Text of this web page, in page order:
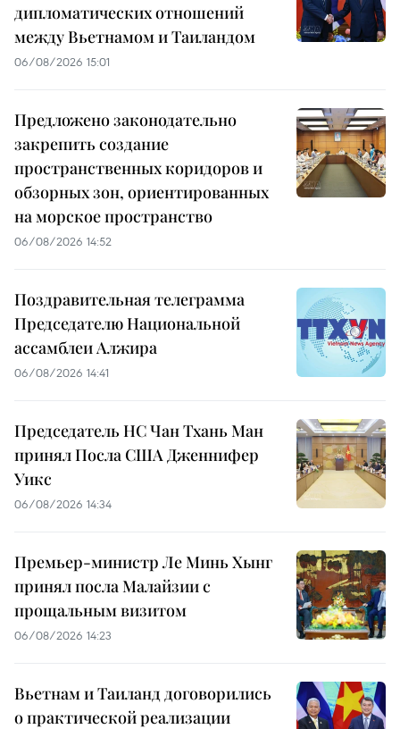
дипломатических отношений
между Вьетнамом и Таиландом
06/08/2026 15:01
Предложено законодательно
закрепить создание
пространственных коридоров и
обзорных зон, ориентированных
на морское пространство
06/08/2026 14:52
Поздравительная телеграмма
Председателю Национальной
ассамблеи Алжира
06/08/2026 14:41
Председатель НС Чан Тхань Ман
принял Посла США Дженнифер
Уикс
06/08/2026 14:34
Премьер-министр Ле Минь Хынг
принял посла Малайзии с
прощальным визитом
06/08/2026 14:23
Вьетнам и Таиланд договорились
о практической реализации